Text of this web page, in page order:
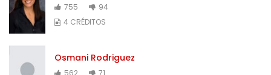
755
94
4 CRÉDITOS
Osmani Rodriguez
562
71